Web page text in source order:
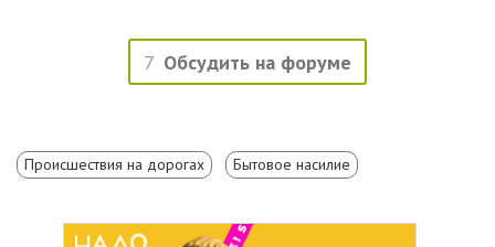
7 Обсудить на форуме
Происшествия на дорогах Бытовое насилие